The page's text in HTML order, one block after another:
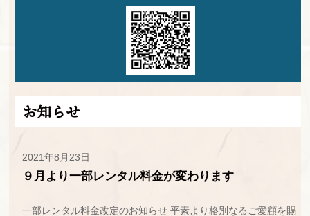
お知らせ
2021年8月23日
９月より一部レンタル料金が変わります
一部レンタル料金改定のお知らせ 平素より格別なるご愛顧を賜